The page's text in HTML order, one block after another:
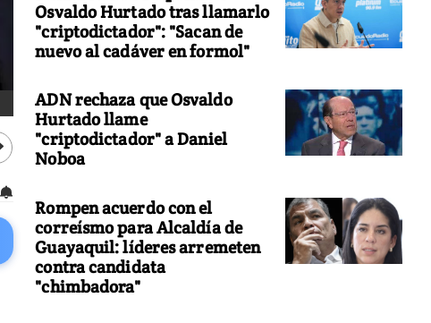
Osvaldo Hurtado tras llamarlo
"criptodictador": "Sacan de
nuevo al cadáver en formol"
ADN rechaza que Osvaldo
Hurtado llame
"criptodictador" a Daniel
Noboa
Rompen acuerdo con el
correísmo para Alcaldía de
Guayaquil: líderes arremeten
contra candidata
"chimbadora"